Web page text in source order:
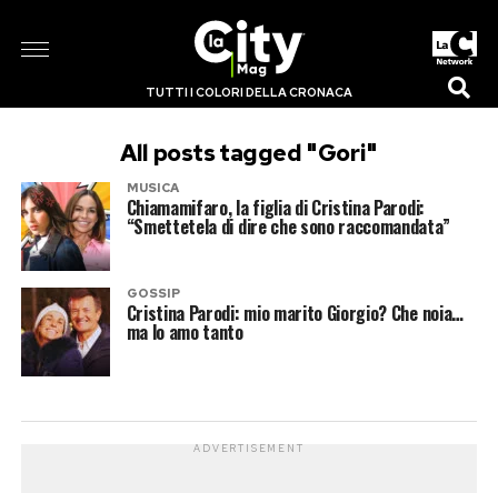
TUTTI I COLORI DELLA CRONACA
All posts tagged "Gori"
MUSICA
Chiamamifaro, la figlia di Cristina Parodi:
“Smettetela di dire che sono raccomandata”
GOSSIP
Cristina Parodi: mio marito Giorgio? Che noia…
ma lo amo tanto
ADVERTISEMENT